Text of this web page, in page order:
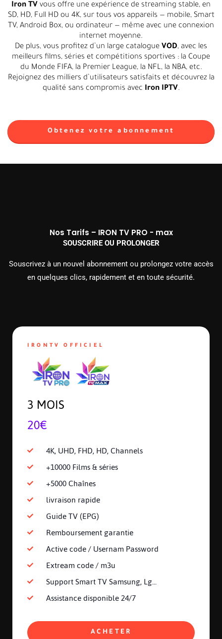
Iron TV vous offre une expérience de streaming stable, en
SD, HD, Full HD ou 4K, sur tous vos appareils — mobile, Smart
TV, Android Box, ou ordinateur — même avec une connexion
internet moyenne.
De plus, vous profitez d’un large catalogue VOD, avec les
meilleurs films, séries et compétitions sportives : la Coupe
du Monde FIFA, la Premier League, la NFL, la NBA, etc.
Rejoignez des milliers d’utilisateurs satisfaits et découvrez la
qualité sans compromis avec Iron IPTV.
Obtenez votre abonnement
Nos Tarifs – IRON TV PRO - max
SOUSCRIRE OU PROLONGER
Souscrivez à un nouvel abonnement ou prolongez votre accès
en quelques clics, rapidement et en toute sécurité.
IRONTV OFFICIEL
3 MOIS
20€
4K, UHD, FHD, HD, Channels
+10000 Films & séries
+5000 Chaînes
livraison rapide
Guide TV (EPG)
Remboursement garantie
Active code / Usernam Password
Extream code / m3u
Support Smart TV Samsung, Lg...
Assistance disponible 24/7
ACHETER